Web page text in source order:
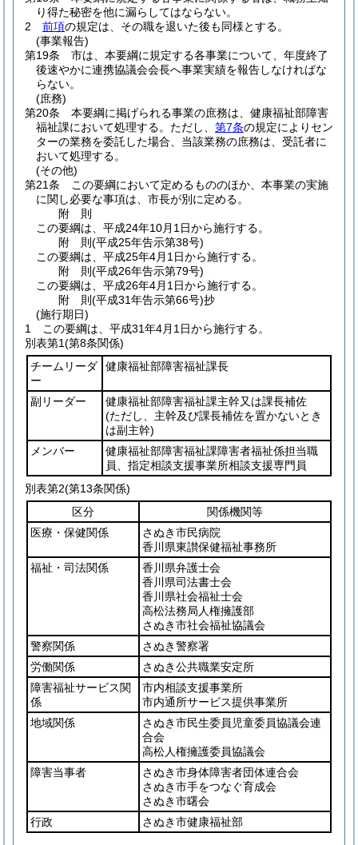
り得た秘密を他に漏らしてはならない。
2
前項の規定は、その職を退いた後も同様とする。
(事業報告)
第19条
市は、本要綱に規定する各事業について、年度終了
後速やかに連携協議会会長へ事業実績を報告しなければな
らない。
(庶務)
第20条
本要綱に掲げられる事業の庶務は、健康福祉部障害
福祉課において処理する。 ただし、 第7条の規定によりセン
ターの業務を委託した場合、当該業務の庶務は、受託者に
おいて処理する。
(その他)
第21条
この要綱において定めるもののほか、本事業の実施
に関し必要な事項は、市長が別に定める。
附 則
この要綱は、平成24年10月1日から施行する。
附 則(平成25年告示第38号)
この要綱は、平成25年4月1日から施行する。
附 則(平成26年告示第79号)
この要綱は、平成26年4月1日から施行する。
附 則(平成31年告示第66号)抄
(施行期日)
1
この要綱は、平成31年4月1日から施行する。
別表第1(第8条関係)
チームリーダ
ー
健康福祉部障害福祉課長
副リーダー
健康福祉部障害福祉課主幹又は課長補佐
(ただし、主幹及び課長補佐を置かないとき
は副主幹)
メンバー
健康福祉部障害福祉課障害者福祉係担当職
員、指定相談支援事業所相談支援専門員
別表第2(第13条関係)
区分
関係機関等
医療・保健関係
さぬき市民病院
香川県東讃保健福祉事務所
福祉・司法関係
香川県弁護士会
香川県司法書士会
香川県社会福祉士会
高松法務局人権擁護部
さぬき市社会福祉協議会
警察関係
さぬき警察署
労働関係
さぬき公共職業安定所
障害福祉サービス関
係
市内相談支援事業所
市内通所サービス提供事業所
地域関係
さぬき市民生委員児童委員協議会連
合会
高松人権擁護委員協議会
障害当事者
さぬき市身体障害者団体連合会
さぬき市手をつなぐ育成会
さぬき市曙会
行政
さぬき市健康福祉部